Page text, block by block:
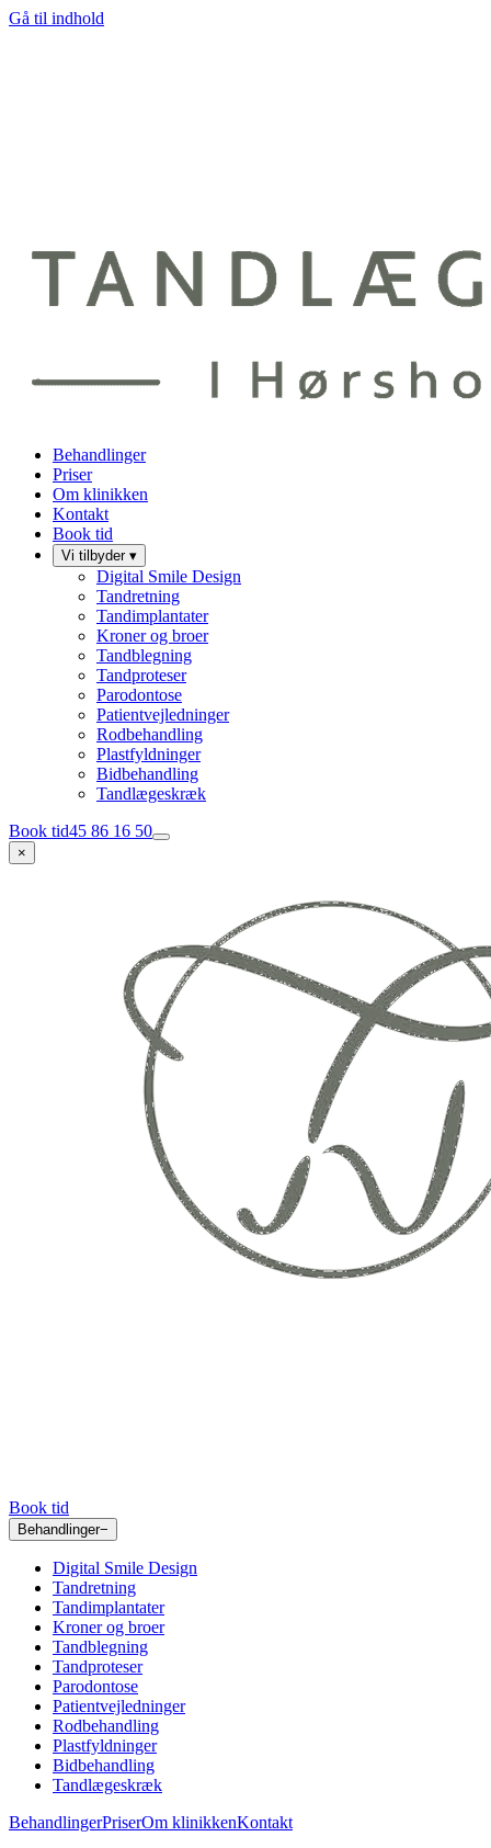
Gå til indhold
Behandlinger
Priser
Om klinikken
Kontakt
Book tid
Vi tilbyder ▾
Digital Smile Design
Tandretning
Tandimplantater
Kroner og broer
Tandblegning
Tandproteser
Parodontose
Patientvejledninger
Rodbehandling
Plastfyldninger
Bidbehandling
Tandlægeskræk
Book tid45 86 16 50
×
Book tid
Behandlinger−
Digital Smile Design
Tandretning
Tandimplantater
Kroner og broer
Tandblegning
Tandproteser
Parodontose
Patientvejledninger
Rodbehandling
Plastfyldninger
Bidbehandling
Tandlægeskræk
BehandlingerPriserOm klinikkenKontakt